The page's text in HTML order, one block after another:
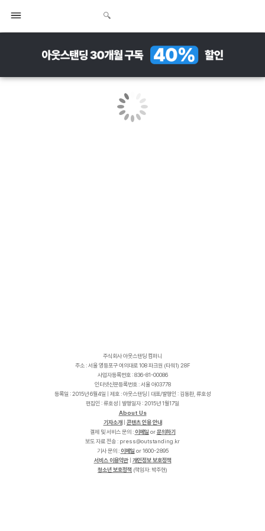
주식회사 아웃스탠딩 컴퍼니
주소 : 서울 영등포구 여의대로 108 파크원 (타워1) 28F
사업자등록번호 : 836-81-00086
인터넷신문등록번호 : 서울 아03778
등록일 : 2015년 6월4일 | 제호 : 아웃스탠딩 | 대표/발행인 : 김동환, 류호성
편집인 : 류호성 | 발행일자 : 2015년 1월17일
About Us
기자소개
콘텐츠 인용 안내
결제 및 서비스 문의 : 이메일 or문의하기
보도 자료 전송 :
r
k
.
g
n
i
d
n
a
t
s
t
u
o
@
s
s
e
r
p
기사 문의 : 이메일 or 1600-2895
서비스 이용약관| 개인정보 보호정책
청소년 보호정책 (책임자: 박주현)